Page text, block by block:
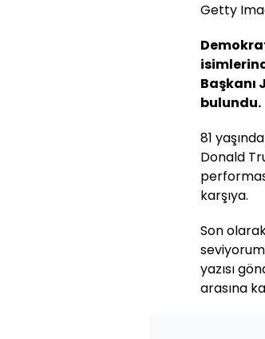
Getty
Başkanı
bulundu.
81
Donald
karşıya.
Son
yazısı
arasına